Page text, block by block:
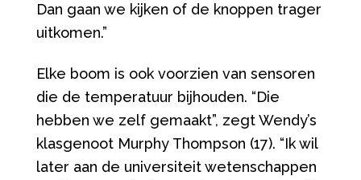
Dan gaan we kijken of de knoppen trager
uitkomen.”
Elke boom is ook voorzien van sensoren
die de temperatuur bijhouden. “Die
hebben we zelf gemaakt”, zegt Wendy’s
klasgenoot Murphy Thompson (17). “Ik wil
later aan de universiteit wetenschappen